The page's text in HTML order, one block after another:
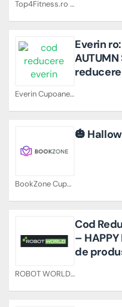
Top4Fitness.ro Cupoane
Everin Cupoane
Everin
reducere
BookZone Cupoane
🎃
ROBOT WORLD Cupoane
Cod
–
de